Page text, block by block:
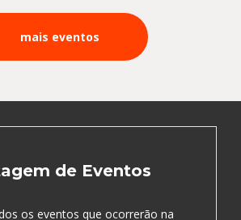
mais eventos
de Eventos
os eventos que ocorrerão na